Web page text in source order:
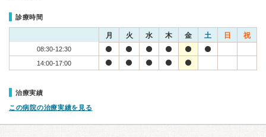
診療時間
月 火 水 木 金 土 日 祝
08:30-12:30
14:00-17:00
治療実績
この病院の治療実績を見る